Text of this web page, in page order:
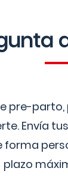
pre-
Envía
plazo